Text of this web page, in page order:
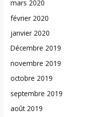
mars 2020
février 2020
janvier 2020
Décembre 2019
novembre 2019
octobre 2019
septembre 2019
août 2019